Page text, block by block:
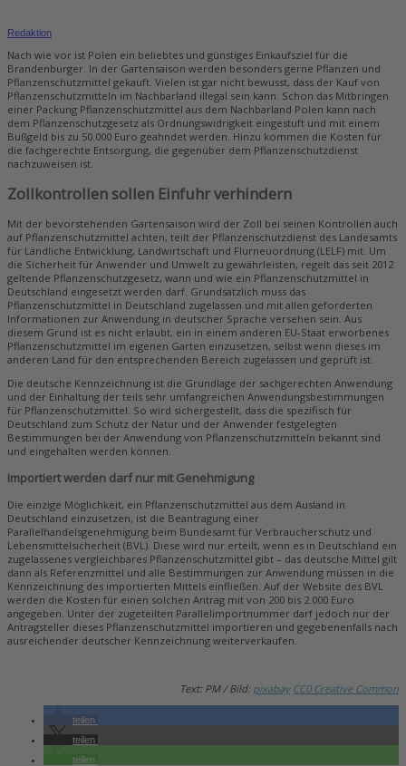
Redaktion
Nach wie vor ist Polen ein beliebtes und günstiges Einkaufsziel für die
Brandenburger. In der Gartensaison werden besonders gerne Pflanzen und
Pflanzenschutzmittel gekauft. Vielen ist gar nicht bewusst, dass der Kauf von
Pflanzenschutzmitteln im Nachbarland illegal sein kann. Schon das Mitbringen
einer Packung Pflanzenschutzmittel aus dem Nachbarland Polen kann nach
dem Pflanzenschutzgesetz als Ordnungswidrigkeit eingestuft und mit einem
Bußgeld bis zu 50.000 Euro geahndet werden. Hinzu kommen die Kosten für
die fachgerechte Entsorgung, die gegenüber dem Pflanzenschutzdienst
nachzuweisen ist.
Zollkontrollen sollen Einfuhr verhindern
Mit der bevorstehenden Gartensaison wird der Zoll bei seinen Kontrollen auch
auf Pflanzenschutzmittel achten, teilt der Pflanzenschutzdienst des Landesamts
für Ländliche Entwicklung, Landwirtschaft und Flurneuordnung (LELF) mit. Um
die Sicherheit für Anwender und Umwelt zu gewährleisten, regelt das seit 2012
geltende Pflanzenschutzgesetz, wann und wie ein Pflanzenschutzmittel in
Deutschland eingesetzt werden darf. Grundsätzlich muss das
Pflanzenschutzmittel in Deutschland zugelassen und mit allen geforderten
Informationen zur Anwendung in deutscher Sprache versehen sein. Aus
diesem Grund ist es nicht erlaubt, ein in einem anderen EU-Staat erworbenes
Pflanzenschutzmittel im eigenen Garten einzusetzen, selbst wenn dieses im
anderen Land für den entsprechenden Bereich zugelassen und geprüft ist.
Die deutsche Kennzeichnung ist die Grundlage der sachgerechten Anwendung
und der Einhaltung der teils sehr umfangreichen Anwendungsbestimmungen
für Pflanzenschutzmittel. So wird sichergestellt, dass die spezifisch für
Deutschland zum Schutz der Natur und der Anwender festgelegten
Bestimmungen bei der Anwendung von Pflanzenschutzmitteln bekannt sind
und eingehalten werden können.
Importiert werden darf nur mit Genehmigung
Die einzige Möglichkeit, ein Pflanzenschutzmittel aus dem Ausland in
Deutschland einzusetzen, ist die Beantragung einer
Parallelhandelsgenehmigung beim Bundesamt für Verbraucherschutz und
Lebensmittelsicherheit (BVL). Diese wird nur erteilt, wenn es in Deutschland ein
zugelassenes vergleichbares Pflanzenschutzmittel gibt – das deutsche Mittel gilt
dann als Referenzmittel und alle Bestimmungen zur Anwendung müssen in die
Kennzeichnung des importierten Mittels einfließen. Auf der Website des BVL
werden die Kosten für einen solchen Antrag mit von 200 bis 2.000 Euro
angegeben. Unter der zugeteilten Parallelimportnummer darf jedoch nur der
Antragsteller dieses Pflanzenschutzmittel importieren und gegebenenfalls nach
ausreichender deutscher Kennzeichnung weiterverkaufen.
Text: PM / Bild: pixabay CC0 Creative Common
teilen
teilen
teilen